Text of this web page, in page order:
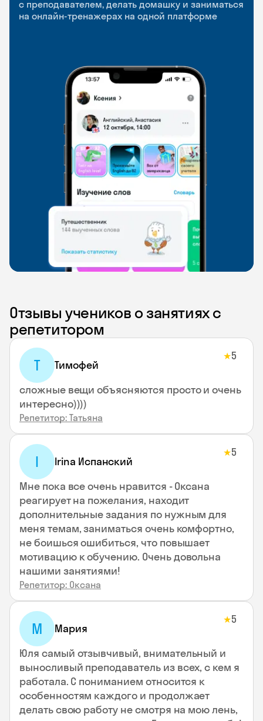
с преподавателем, делать домашку и заниматься
на онлайн-тренажерах на одной платформе
чтобы заниматься и изучать новые слова где
и когда удобно
Групповые занятия для разговорной практики
и индивидуальные встречи с преподавателями
Отзывы учеников о занятиях с
репетитором
Т Тимофей
★5
сложные вещи объясняются просто и очень
интересно))))
Репетитор: Татьяна
I Irina Испанский
★5
Мне пока все очень нравится - Оксана
реагирует на пожелания, находит
дополнительные задания по нужным для
меня темам, заниматься очень комфортно,
не боишься ошибиться, что повышает
мотивацию к обучению. Очень довольна
нашими занятиями!
Репетитор: Оксана
М Мария
★5
Юля самый отзывчивый, внимательный и
выносливый преподаватель из всех, с кем я
работала. С пониманием относится к
особенностям каждого и продолжает
делать свою работу не смотря на мою лень,